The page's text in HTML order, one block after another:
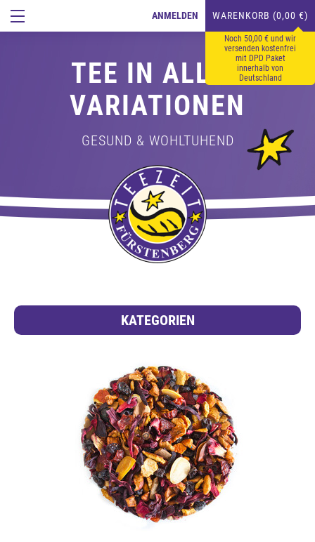
ANMELDEN WARENKORB (0,00 €)
Noch 50,00 € und wir
versenden kostenfrei
mit DPD Paket
innerhalb von
Deutschland
TEE IN ALLEN
VARIATIONEN
GESUND & WOHLTUHEND
KATEGORIEN